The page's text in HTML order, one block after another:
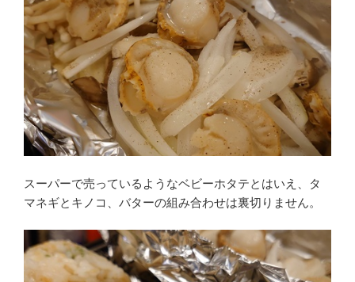
スーパーで売っているようなベビーホタテとはいえ、タ
マネギとキノコ、バターの組み合わせは裏切りません。